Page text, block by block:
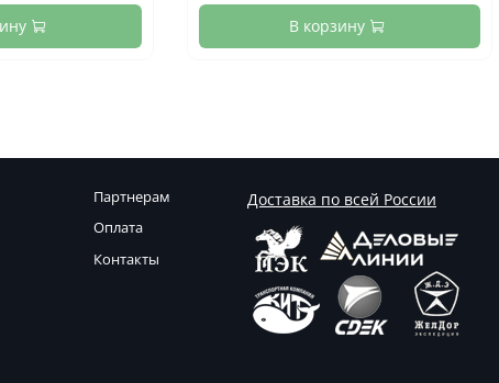
В корзину
Партнерам
Оплата
Контакты
Доставка по всей России